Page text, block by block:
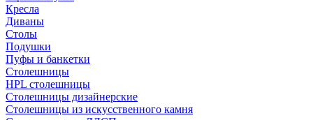
Кресла
Диваны
Столы
Подушки
Пуфы и банкетки
Столешницы
HPL столешницы
Столешницы дизайнерские
Столешницы из искусственного камня